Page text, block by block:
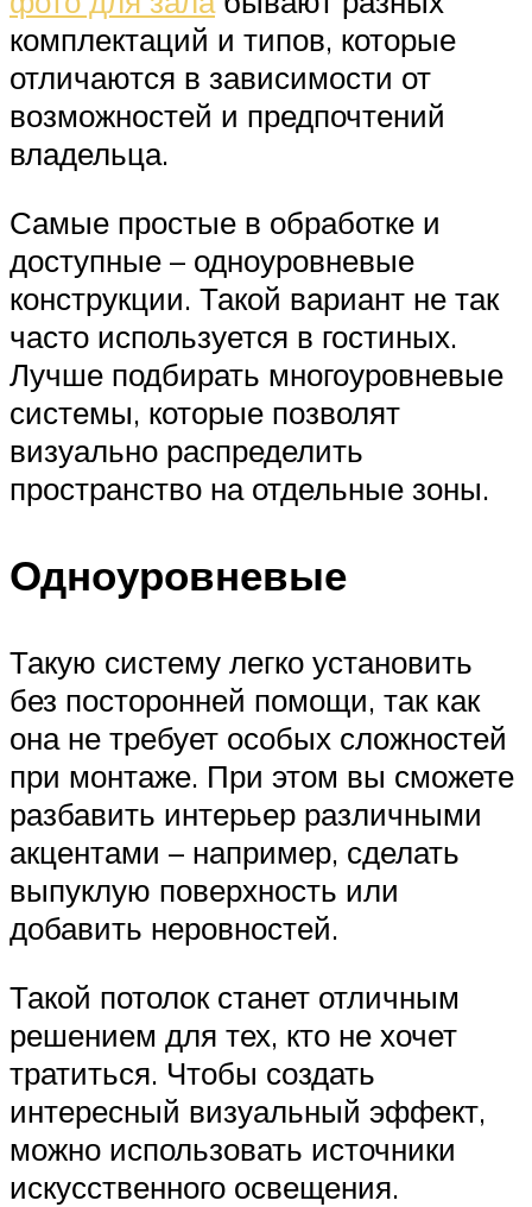
комплектаций и типов, которые
отличаются в зависимости от
возможностей и предпочтений
владельца.
Самые простые в обработке и
доступные – одноуровневые
конструкции. Такой вариант не так
часто используется в гостиных.
Лучше подбирать многоуровневые
системы, которые позволят
визуально распределить
пространство на отдельные зоны.
Одноуровневые
Такую систему легко установить
без посторонней помощи, так как
она не требует особых сложностей
при монтаже. При этом вы сможете
разбавить интерьер различными
акцентами – например, сделать
выпуклую поверхность или
добавить неровностей.
Такой потолок станет отличным
решением для тех, кто не хочет
тратиться. Чтобы создать
интересный визуальный эффект,
можно использовать источники
искусственного освещения.